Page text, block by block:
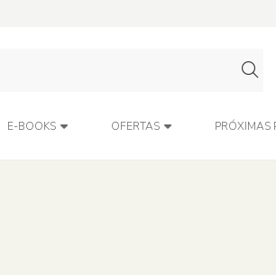
E-BOOKS OFERTAS PRÓXIMAS